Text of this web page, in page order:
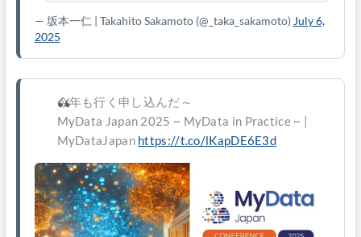
— 坂本一仁 | Takahito Sakamoto (@_taka_sakamoto) July 6,
2025
今年も行く申し込んだ～
MyData Japan 2025 ~ MyData in Practice ~ |
MyDataJapan https://t.co/lKapDE6E3d